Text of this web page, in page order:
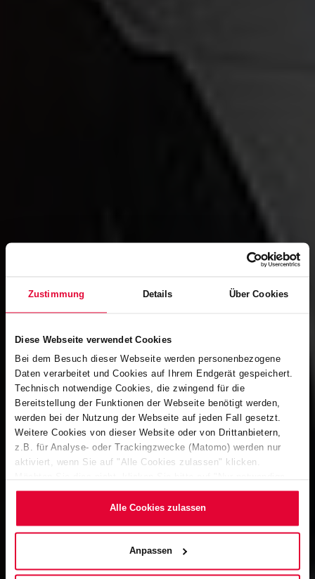
Zustimmung Details Über Cookies
Diese Webseite verwendet Cookies
Bei dem Besuch dieser Webseite werden personenbezogene
Daten verarbeitet und Cookies auf Ihrem Endgerät gespeichert.
Technisch notwendige Cookies, die zwingend für die
Bereitstellung der Funktionen der Webseite benötigt werden,
werden bei der Nutzung der Webseite auf jeden Fall gesetzt.
Weitere Cookies von dieser Website oder von Drittanbietern,
z.B. für Analyse- oder Trackingzwecke (Matomo) werden nur
aktiviert, wenn Sie auf "Alle Cookies zulassen" klicken.
Cookies verwenden". Mehr dazu (einschließlich der Möglichkeit,
die Einwilligungserklärung zu ändern oder zu widerrufen)
Website) bzw. derDatenschutzerklärung.
Alle Cookies zulassen
Anpassen